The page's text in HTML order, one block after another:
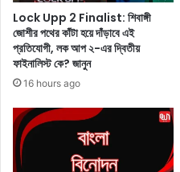
ঝ
কে
পো
শা
ক
,
চ
ক
চ
কে
a
n
:
দু
হা
তে
য
দি
দ
Lock Upp 2 Finalist: শিবাঙ্গী
জোশীর পথের কাঁটা হয়ে দাঁড়াবে এই
প্রতিযোগী, লক আপ ২-এর দ্বিতীয়
ফাইনালিস্ট কে? জানুন
16 hours ago